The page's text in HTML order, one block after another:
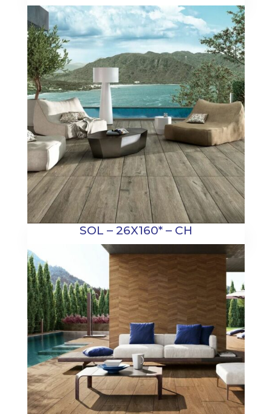
SOL – 26X160* – CH